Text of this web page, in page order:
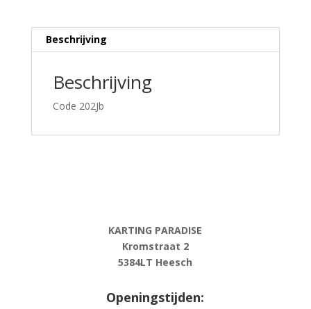
Beschrijving
Beschrijving
Code 202Jb
KARTING PARADISE
Kromstraat 2
5384LT Heesch
Openingstijden: